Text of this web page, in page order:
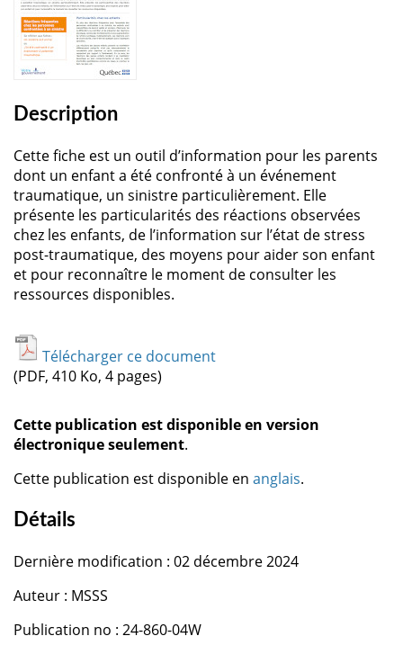
Description
Cette fiche est un outil d’information pour les parents
dont un enfant a été confronté à un événement
traumatique, un sinistre particulièrement. Elle
présente les particularités des réactions observées
chez les enfants, de l’information sur l’état de stress
post-traumatique, des moyens pour aider son enfant
et pour reconnaître le moment de consulter les
ressources disponibles.
Télécharger ce document
(PDF, 410 Ko, 4 pages)
Cette publication est disponible en version
électronique seulement.
Cette publication est disponible en anglais.
Détails
Dernière modification : 02 décembre 2024
Auteur : MSSS
Publication no : 24-860-04W